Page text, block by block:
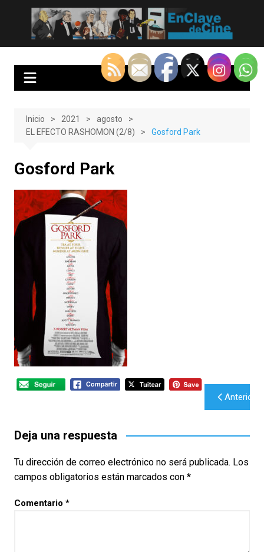
contenido
EnClave de Cine
Crítica cinematográfica y audiovisual. Punto de encuentro para los
Inicio 2021
agosto
EL EFECTO RASHOMON (2/8)
Gosford Park
Gosford Park
Navegación
entradas
Anterior
Deja una respuesta
Tu dirección de correo electrónico no será publicada. Los
campos obligatorios están marcados con *
Comentario *